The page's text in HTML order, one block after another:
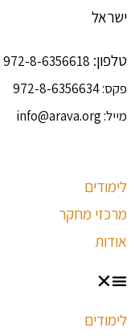
ישראל
טלפון: 972-8-6356618
פקס:972-8-6356634
מייל:info@arava.org
לימודים
מרכזי מחקר
אודות
לימודים